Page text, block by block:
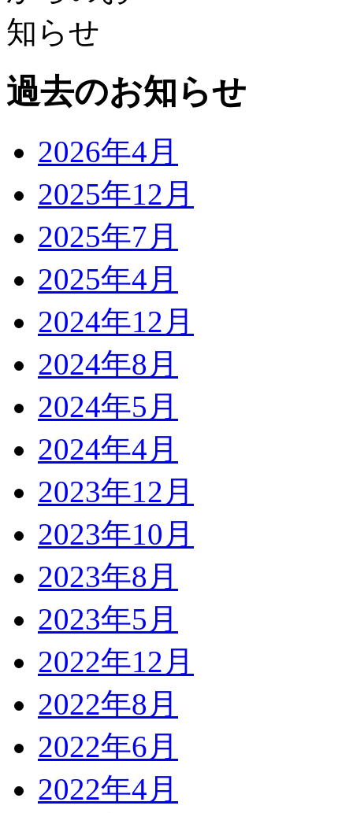
過去のお知らせ
2026年4月
2025年12月
2025年7月
2025年4月
2024年12月
2024年8月
2024年5月
2024年4月
2023年12月
2023年10月
2023年8月
2023年5月
2022年12月
2022年8月
2022年6月
2022年4月